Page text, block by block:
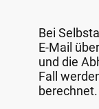
Bei
E-Mail
und die
Fall
berechnet.